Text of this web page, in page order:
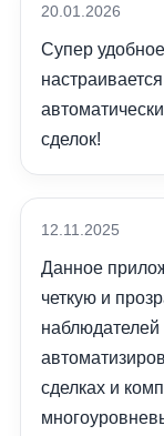
20.01.2026
Супер
сделок!
12.11.2025
Данное
четкую и
сделках и